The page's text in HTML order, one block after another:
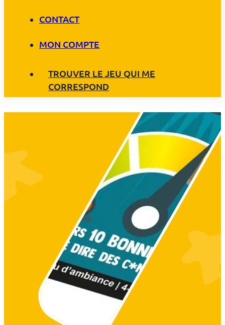
CONTACT
MON COMPTE
TROUVER LE JEU QUI ME
CORRESPOND